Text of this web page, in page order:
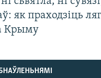
як праходзіць
Крыму